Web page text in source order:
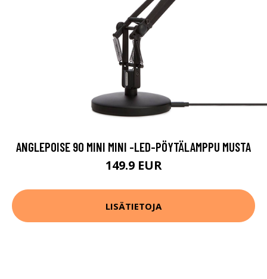
ANGLEPOISE 90 MINI MINI -LED-PÖYTÄLAMPPU MUSTA
149.9 EUR
LISÄTIETOJA